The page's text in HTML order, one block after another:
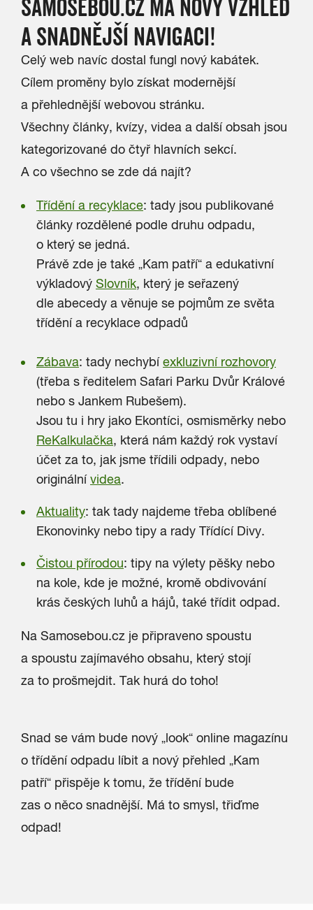
SAMOSEBOU.CZ MÁ NOVÝ VZHLED
A SNADNĚJŠÍ NAVIGACI!
Celý web navíc dostal fungl nový kabátek.
Cílem proměny bylo získat modernější
a přehlednější webovou stránku.
Všechny články, kvízy, videa a další obsah jsou
kategorizované do čtyř hlavních sekcí.
A co všechno se zde dá najít?
Třídění a recyklace: tady jsou publikované
články rozdělené podle druhu odpadu,
o který se jedná.
Právě zde je také „Kam patří“ a edukativní
výkladový Slovník, který je seřazený
dle abecedy a věnuje se pojmům ze světa
třídění a recyklace odpadů
Zábava: tady nechybí exkluzivní rozhovory
(třeba s ředitelem Safari Parku Dvůr Králové
nebo s Jankem Rubešem).
Jsou tu i hry jako Ekontíci, osmisměrky nebo
ReKalkulačka, která nám každý rok vystaví
účet za to, jak jsme třídili odpady, nebo
originální videa.
Aktuality: tak tady najdeme třeba oblíbené
Ekonovinky nebo tipy a rady Třídící Divy.
Čistou přírodou: tipy na výlety pěšky nebo
na kole, kde je možné, kromě obdivování
krás českých luhů a hájů, také třídit odpad.
Na Samosebou.cz je připraveno spoustu
a spoustu zajímavého obsahu, který stojí
za to prošmejdit. Tak hurá do toho!
Snad se vám bude nový „look“ online magazínu
o třídění odpadu líbit a nový přehled „Kam
patří“ přispěje k tomu, že třídění bude
zas o něco snadnější. Má to smysl, třiďme
odpad!